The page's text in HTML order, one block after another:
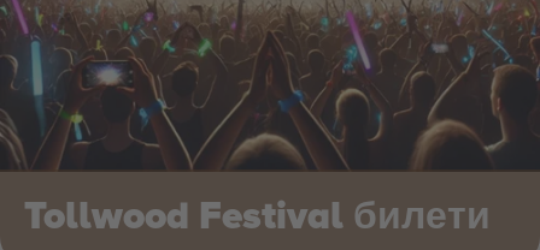
Tollwood Festival билети